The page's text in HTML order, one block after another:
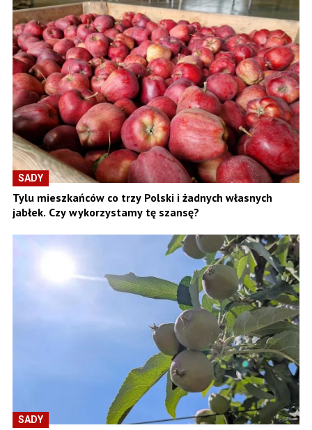
SADY
Tylu mieszkańców co trzy Polski i żadnych własnych
jabłek. Czy wykorzystamy tę szansę?
SADY